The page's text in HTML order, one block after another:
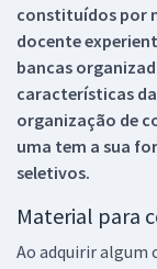
constituídos por
docente
bancas
características
organização de
uma tem a sua
seletivos.
Material para
Ao adquirir algum